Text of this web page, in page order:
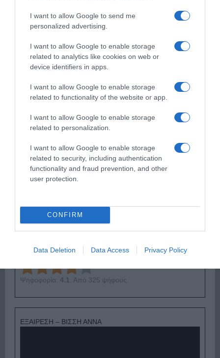
I want to allow Google to send me
personalized advertising.
I want to allow Google to enable storage
related to analytics like cookies on web or
device identifiers in apps.
I want to allow Google to enable storage
related to functionality of the website or app.
I want to allow Google to enable storage
related to personalization.
I want to allow Google to enable storage
related to security, including authentication
functionality and fraud prevention, and other
user protection.
CONFIRM
Data Deletion Data Access Privacy Policy
ΔΕΥΤΕΡΑ – ΡΕΜΟΣ ΑΝΤΩΝΗΣ
Ψηφοφορία: 4.1 . Από 325 ψήφους.
ΕΞΑΙΡΕΣΗ – ΒΙΣΣΗ ΑΝΝΑ